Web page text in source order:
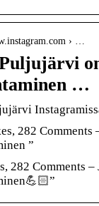
› …
Puljujärvi
…
282
”
282 Comments